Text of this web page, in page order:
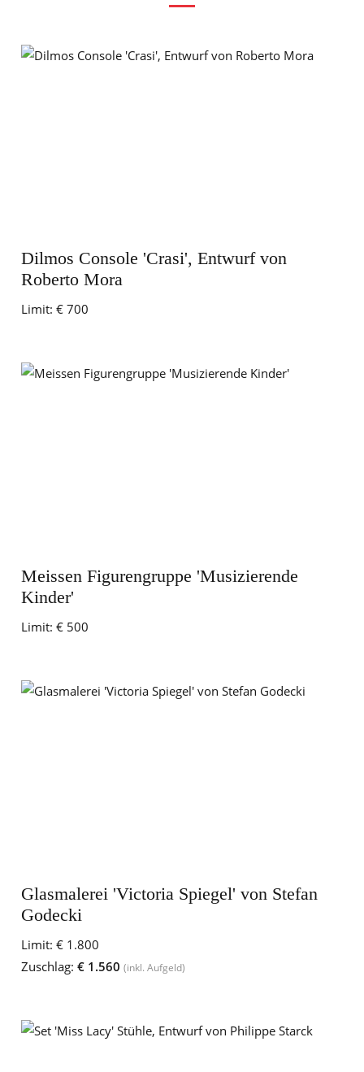
Dilmos Console 'Crasi', Entwurf von
Roberto Mora
Limit: € 700
Meissen Figurengruppe 'Musizierende
Kinder'
Limit: € 500
Glasmalerei 'Victoria Spiegel' von Stefan
Godecki
Limit: € 1.800
Zuschlag: € 1.560 (inkl. Aufgeld)